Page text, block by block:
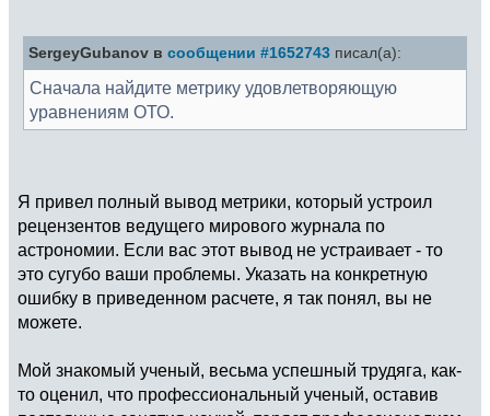
SergeyGubanov в сообщении #1652743 писал(а):
Сначала найдите метрику удовлетворяющую
уравнениям ОТО.
Я привел полный вывод метрики, который устроил
рецензентов ведущего мирового журнала по
астрономии. Если вас этот вывод не устраивает - то
это сугубо ваши проблемы. Указать на конкретную
ошибку в приведенном расчете, я так понял, вы не
можете.
Мой знакомый ученый, весьма успешный трудяга, как-
то оценил, что профессиональный ученый, оставив